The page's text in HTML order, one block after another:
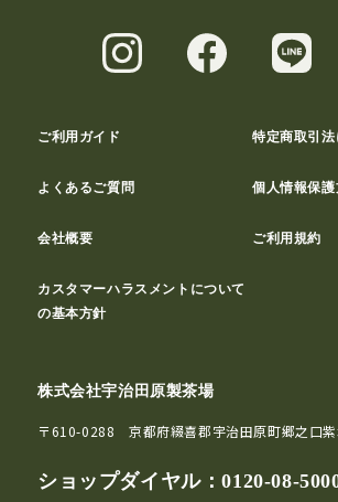
ご利用ガイド 特定商取引
よくあるご質問 個人情報保
会社概要 ご利用規約
カスタマーハラスメントについて
の基本方針
株式会社宇治田原製茶場
〒610-0288 京都府綴喜郡宇治田原町郷之口紫
ショップダイヤル：0120-08-